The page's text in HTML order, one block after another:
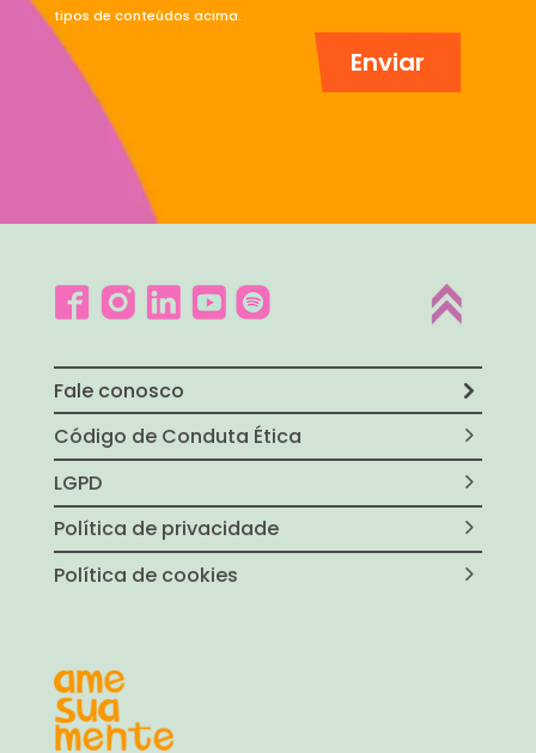
tipos de conteúdos acima.
Fale conosco
Código de Conduta Ética
LGPD
Política de privacidade
Política de cookies